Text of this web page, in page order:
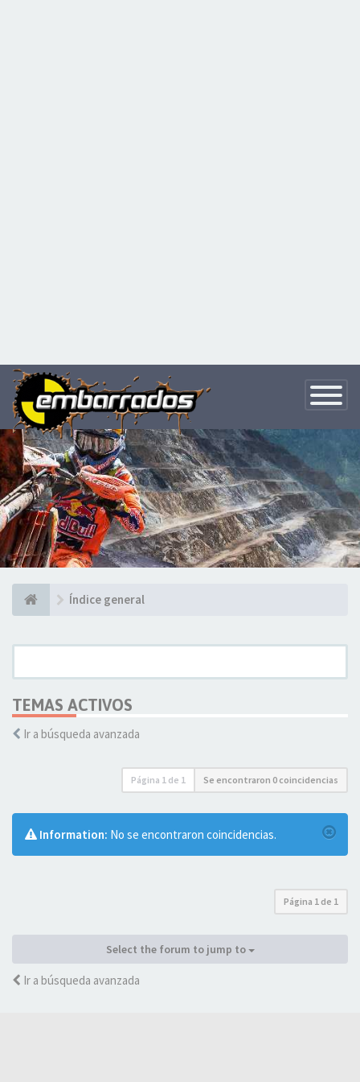
Toggle
Índice general
TEMAS ACTIVOS
Ir a búsqueda avanzada
Página 1 de 1 Se encontraron 0 coincidencias
Information: No se encontraron coincidencias.
Página 1 de 1
Select the forum to jump to
Ir a búsqueda avanzada